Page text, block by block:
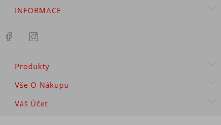
INFORMACE
Produkty
Vše O Nákupu
Váš Účet